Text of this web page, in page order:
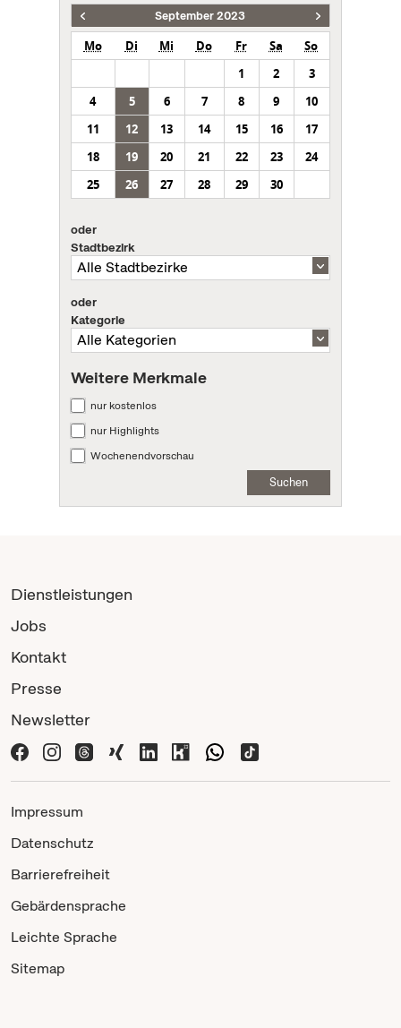
September 2023
Mo Di Mi Do Fr Sa
So
1
2
3
4
5 6 7 8 9
10
11
12 13 14 15 16
17
18
19 20 21 22 23
24
25
26 27 28 29 30
oder
Stadtbezirk
oder
Kategorie
Weitere Merkmale
nur kostenlos
nur Highlights
Wochenendvorschau
Suchen
Dienstleistungen
Jobs
Kontakt
Presse
Newsletter
Impressum
Datenschutz
Barrierefreiheit
Gebärdensprache
Leichte Sprache
Sitemap